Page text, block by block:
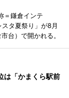
＝鎌倉インテ
タ夏祭り」が8月
台）で開かれる。
は「かまくら駅前